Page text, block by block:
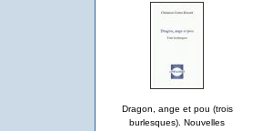
Dragon, ange et pou (trois
burlesques). Nouvelles